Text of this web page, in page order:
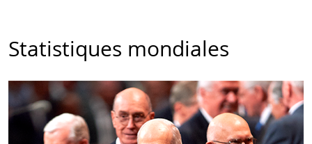
Statistiques mondiales